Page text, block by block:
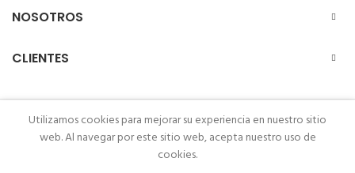
NOSOTROS
CLIENTES
SURTIDORES S.A.C.. TODOS LOS DERECHOS RESERVADOS 2026.
Utilizamos cookies para mejorar su experiencia en nuestro sitio
web. Al navegar por este sitio web, acepta nuestro uso de
cookies.